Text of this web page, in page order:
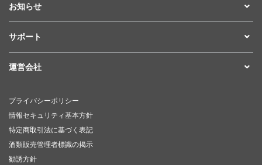
お知らせ
サポート
運営会社
プライバシーポリシー
情報セキュリティ基本方針
特定商取引法に基づく表記
酒類販売管理者標識の掲示
勧誘方針